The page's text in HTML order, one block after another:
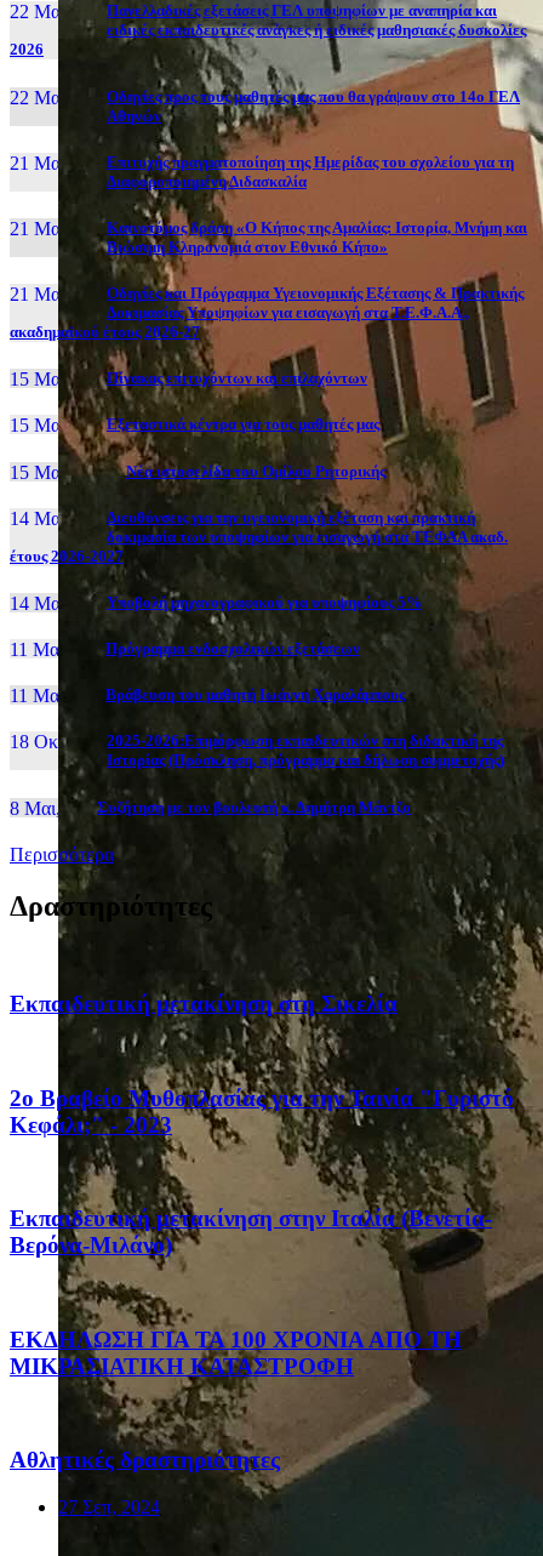
22 Μαι, 26
Πανελλαδικές εξετάσεις ΓΕΛ υποψηφίων με αναπηρία και
ειδικές εκπαιδευτικές ανάγκες ή ειδικές μαθησιακές δυσκολίες
2026
22 Μαι, 26
Οδηγίες προς τους μαθητές μας που θα γράψουν στο 14ο ΓΕΛ
Αθηνών
21 Μαι, 26
Επιτυχής πραγματοποίηση της Ημερίδας του σχολείου για τη
Διαφοροποιημένη Διδασκαλία
21 Μαι, 26
Καινοτόμος δράση «Ο Κήπος της Αμαλίας: Ιστορία, Μνήμη και
Βιώσιμη Κληρονομιά στον Εθνικό Κήπο»
21 Μαι, 26
Οδηγίες και Πρόγραμμα Υγειονομικής Εξέτασης & Πρακτικής
Δοκιμασίας Υποψηφίων για εισαγωγή στα Τ.Ε.Φ.Α.Α.,
ακαδημαϊκού έτους 2026-27
15 Μαι, 26 Πίνακας επιτυχόντων και επιλαχόντων
15 Μαι, 26 Εξεταστικά κέντρα για τους μαθητές μας
15 Μαι, 2026 Νέα ιστοσελίδα του Ομίλου Ρητορικής
14 Μαι, 26
Διευθύνσεις για την υγειονομική εξέταση και πρακτική
δοκιμασία των υποψηφίων για εισαγωγή στα ΤΕΦΑΑ ακαδ.
έτους 2026-2027
14 Μαι, 26 Yποβολή μηχανογραφικού για υποψηφίους 5%
11 Μαι, 26 Πρόγραμμα ενδοσχολικών εξετάσεων
11 Μαι, 26 Βράβευση του μαθητή Ιωάννη Χαραλάμπους
18 Οκτ, 25
2025-2026:Επιμόρφωση εκπαιδευτικών στη διδακτική της
Ιστορίας (Πρόσκληση, πρόγραμμα και δήλωση συμμετοχής)
8 Μαι, 26 Συζήτηση με τον βουλευτή κ. Δημήτρη Μάντζο
Περισσότερα
Δραστηριότητες
Eκπαιδευτική μετακίνηση στη Σικελία
2ο Βραβείο Μυθοπλασίας για την Ταινία "Γυριστό
Κεφάλι;" - 2023
Eκπαιδευτική μετακίνηση στην Ιταλία (Βενετία-
Βερόνα-Μιλάνο)
ΕΚΔΗΛΩΣΗ ΓΙΑ ΤΑ 100 ΧΡΟΝΙΑ ΑΠΟ ΤΗ
ΜΙΚΡΑΣΙΑΤΙΚΗ ΚΑΤΑΣΤΡΟΦΗ
Αθλητικές δραστηριότητες
27 Σεπ, 2024